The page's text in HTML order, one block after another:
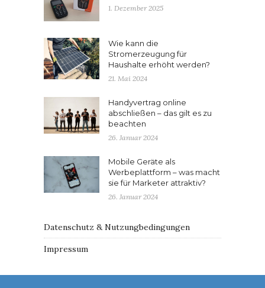
1. Dezember 2025
Wie kann die
Stromerzeugung für
Haushalte erhöht werden?
21. Mai 2024
Handyvertrag online
abschließen – das gilt es zu
beachten
26. Januar 2024
Mobile Geräte als
Werbeplattform – was macht
sie für Marketer attraktiv?
26. Januar 2024
Datenschutz & Nutzungbedingungen
Impressum